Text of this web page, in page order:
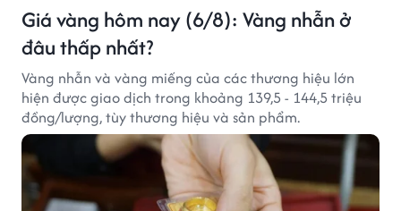
Giá vàng hôm nay (6/8): Vàng nhẫn ở
đâu thấp nhất?
Vàng nhẫn và vàng miếng của các thương hiệu lớn
hiện được giao dịch trong khoảng 139,5 - 144,5 triệu
đồng/lượng, tùy thương hiệu và sản phẩm.